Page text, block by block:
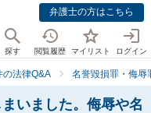
弁護士の方はこちら
探す 閲覧履歴 マイリスト ログイン
の法律Q&A 名誉毀損罪・侮辱
いました。侮辱や名